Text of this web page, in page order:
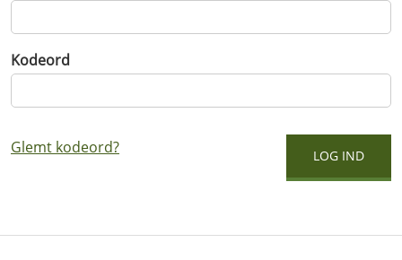
Kodeord
Glemt kodeord?